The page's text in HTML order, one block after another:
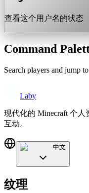
查看这个用户名的状态
Command
Search players and jump
Laby
现代化的 Minecraft 个
互动。
中文
纹理